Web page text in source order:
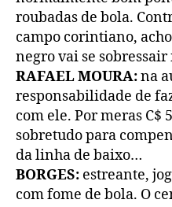
roubadas de bola.
campo corintiano,
negro vai se
RAFAEL MOURA:na
responsabilidade de
com ele. Por meras C$
sobretudo para
da linha de baixo…
BORGES: estreante,
com fome de bola. O